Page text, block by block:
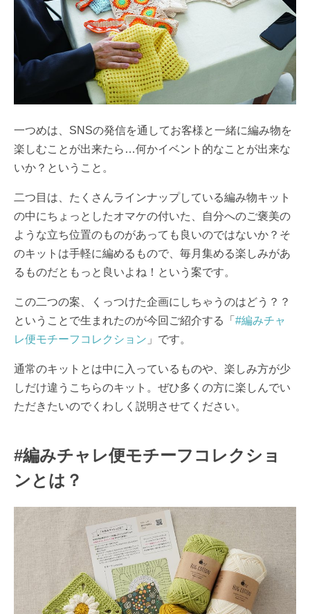
一つめは、SNSの発信を通してお客様と一緒に編み物を
楽しむことが出来たら…何かイベント的なことが出来な
いか？ということ。
二つ目は、たくさんラインナップしている編み物キット
の中にちょっとしたオマケの付いた、自分へのご褒美の
ような立ち位置のものがあっても良いのではないか？そ
のキットは手軽に編めるもので、毎月集める楽しみがあ
るものだともっと良いよね！という案です。
この二つの案、くっつけた企画にしちゃうのはどう？？
ということで生まれたのが今回ご紹介する「 #編みチャ
レ便モチーフコレクション 」です。
通常のキットとは中に入っているものや、楽しみ方が少
しだけ違うこちらのキット。ぜひ多くの方に楽しんでい
ただきたいのでくわしく説明させてください。
#編みチャレ便モチーフコレクショ
ンとは？